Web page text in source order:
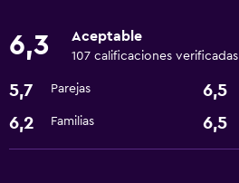
Servicios básicos
Wifi gratis
6,3 Aceptable
107 calificaciones verificadas
5,7 Parejas 6,5
6,2 Familias 6,5